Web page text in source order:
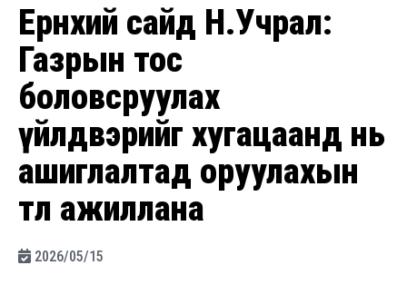
Ерөнхий сайд Н.Учрал:
Газрын тос
боловсруулах
үйлдвэрийг хугацаанд нь
ашиглалтад оруулахын
төлөө ажиллана
2026/05/15